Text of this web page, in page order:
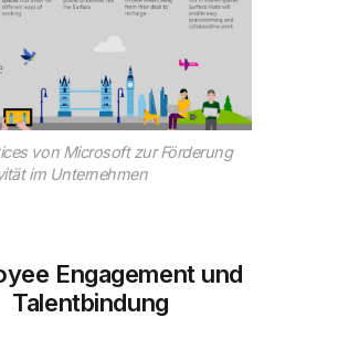
von Microsoft zur Förderung
im Unternehmen
Engagement und
Talentbindung